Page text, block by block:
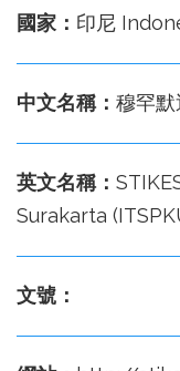
國家： 印尼
中文名稱： 穆罕
英文名稱：
Surakarta
文號：